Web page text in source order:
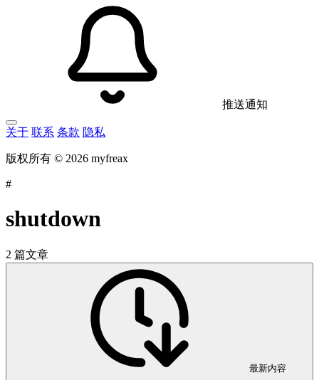
推送通知
关于 联系 条款 隐私
版权所有 © 2026 myfreax
#
shutdown
2 篇文章
最新内容